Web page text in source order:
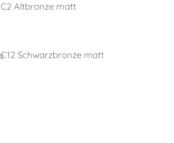
C2 Altbronze matt
C12 Schwarzbronze matt